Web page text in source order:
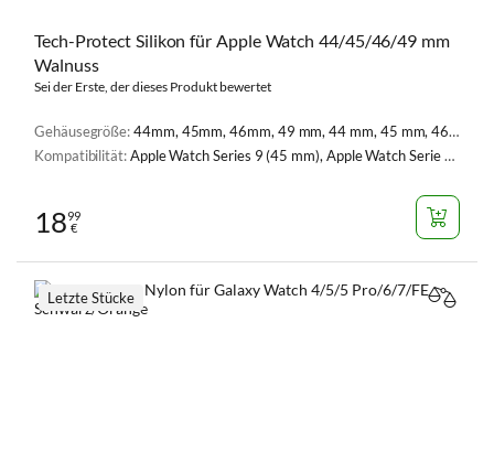
Tech-Protect Silikon für Apple Watch 44/45/46/49 mm
Walnuss
Sei der Erste, der dieses Produkt bewertet
Gehäusegröße:44mm, 45mm, 46mm, 49 mm, 44 mm, 45 mm, 46 mm. 49 mm
Kompatibilität:Apple Watch Series 9 (45 mm), Apple Watch Serie 4, 5, 6, SE, SE 2 (44 mm), Apple Watch Series 7 (45 mm), Apple Watch Series 8 (45 mm), Apple Watch Ultra (49 mm), Apple Watch Ultra 2 (49 mm), Apple Watch Series 10 (46 mm), Apple Watch SE 2 (44 mm)
1899
€
Letzte Stücke